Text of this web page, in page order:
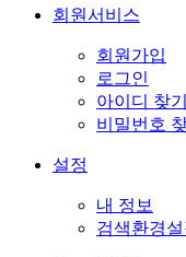
회원서비스
회원가입
로그인
아이디 찾기
비밀번호 찾
설정
내 정보
검색환경설